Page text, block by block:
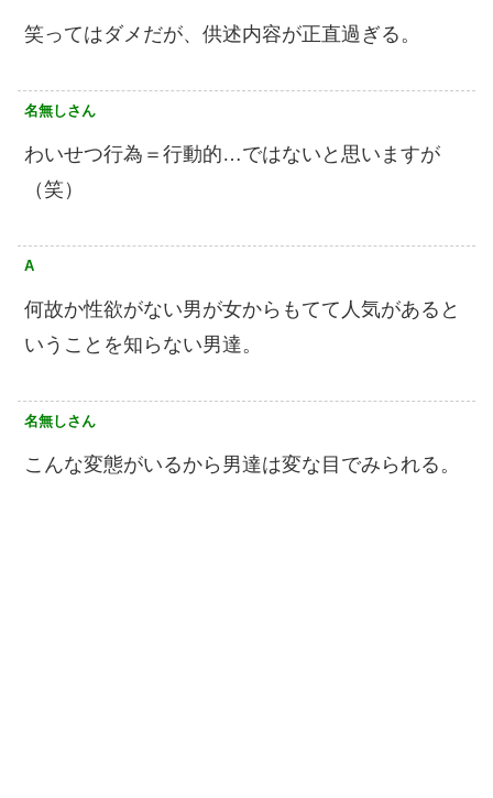
笑ってはダメだが、供述内容が正直過ぎる。
名無しさん
わいせつ行為＝行動的…ではないと思いますが
（笑）
A
何故か性欲がない男が女からもてて人気があると
いうことを知らない男達。
名無しさん
こんな変態がいるから男達は変な目でみられる。